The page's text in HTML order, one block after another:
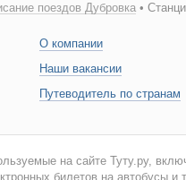
поездов Дубровка•
О компании
Наши вакансии
Путеводитель по странам
на сайте Туту.ру,
билетов на автобусы и